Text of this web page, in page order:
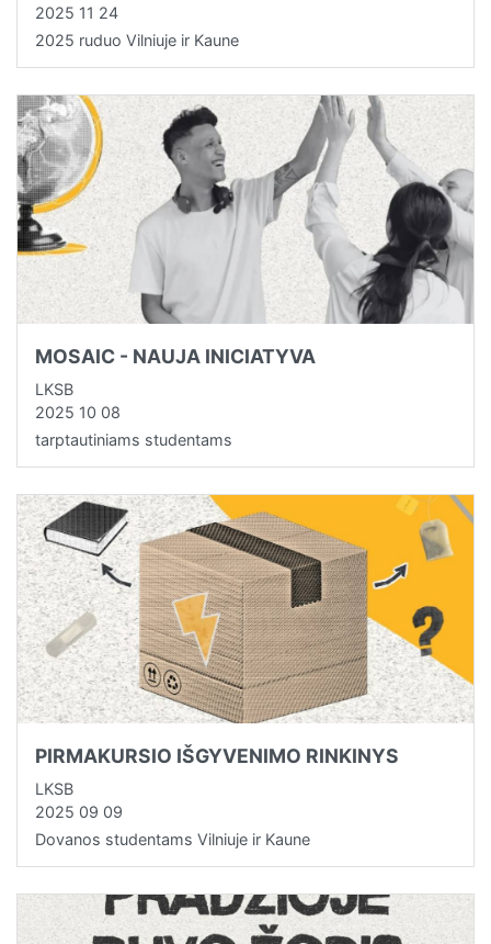
2025 11 24
2025 ruduo Vilniuje ir Kaune
MOSAIC - NAUJA INICIATYVA
LKSB
2025 10 08
tarptautiniams studentams
PIRMAKURSIO IŠGYVENIMO RINKINYS
LKSB
2025 09 09
Dovanos studentams Vilniuje ir Kaune